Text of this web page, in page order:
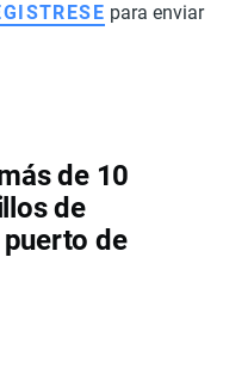
para enviar
de 10
de
de